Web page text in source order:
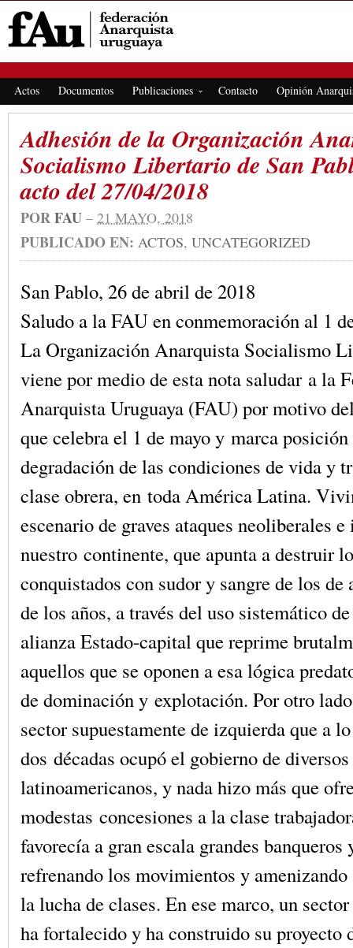
Actos Documentos Publicaciones Contacto Opinión
Adhesión de la Organización
Socialismo Libertario de San
acto del 27/04/2018
PORFAU – 21 MAYO, 2018
PUBLICADO EN: ACTOS, UNCATEGORIZED
San Pablo, 26 de abril de 2018
Saludo a la FAU en conmemoración al 1
La Organización Anarquista Socialismo
viene por medio de esta nota saludar a la
Anarquista Uruguaya (FAU) por motivo
que celebra el 1 de mayo y marca
degradación de las condiciones de vida y
clase obrera, en toda América Latina.
escenario de graves ataques neoliberales
nuestro continente, que apunta a destruir
conquistados con sudor y sangre de los
de los años, a través del uso sistemático
alianza Estado-capital que reprime
aquellos que se oponen a esa lógica
de dominación y explotación. Por otro
sector supuestamente de izquierda que a
dos décadas ocupó el gobierno de
latinoamericanos, y nada hizo más que
modestas concesiones a la clase
favorecía a gran escala grandes banqueros
refrenando los movimientos y
la lucha de clases. En ese marco, un
ha fortalecido y ha construido su proyecto